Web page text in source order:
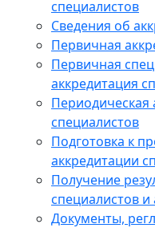
специалистов
Сведения об
Первичная
Первичная
аккредитация
Периодическая
специалистов
Подготовка к
аккредитации
Получение
специалистов и
Документы,